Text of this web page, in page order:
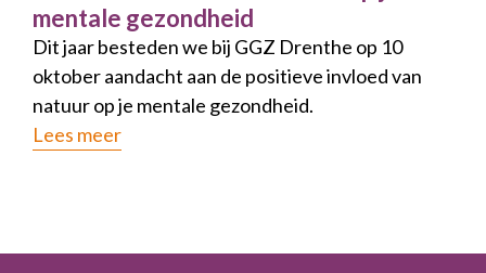
mentale gezondheid
Dit jaar besteden we bij GGZ Drenthe op 10
oktober aandacht aan de positieve invloed van
natuur op je mentale gezondheid.
Lees meer